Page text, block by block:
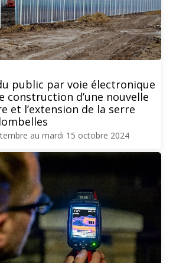
public par voie électronique
construction d’une nouvelle
et l’extension de la serre
au mardi 15 octobre 2024